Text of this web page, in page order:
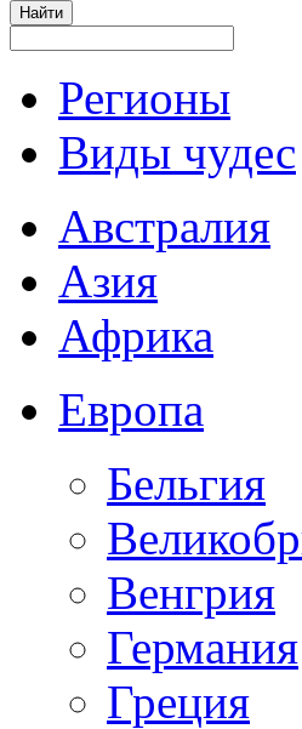
Регионы
Виды чудес
Австралия
Азия
Африка
Европа
Бельгия
Венгрия
Германия
Греция